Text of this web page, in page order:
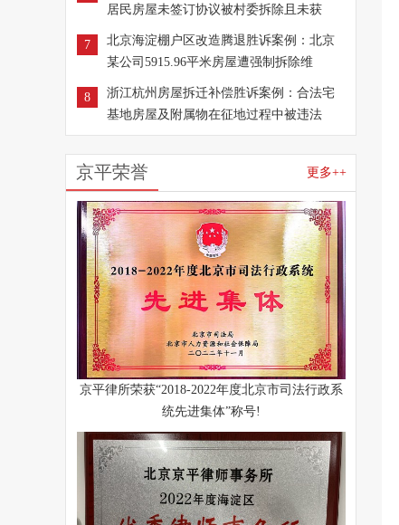
居民房屋未签订协议被村委拆除且未获
7
北京海淀棚户区改造腾退胜诉案例：北京
某公司5915.96平米房屋遭强制拆除维
8
浙江杭州房屋拆迁补偿胜诉案例：合法宅
基地房屋及附属物在征地过程中被违法
京平荣誉 更多++
京平律所荣获“2018-2022年度北京市司法行政系
统先进集体”称号!